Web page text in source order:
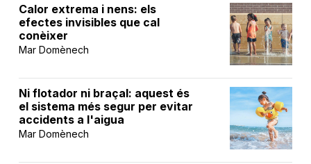
Calor extrema i nens: els
efectes invisibles que cal
conèixer
Mar Domènech
Ni flotador ni braçal: aquest és
el sistema més segur per evitar
accidents a l'aigua
Mar Domènech